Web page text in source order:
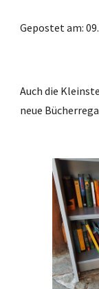
Gepostet am:
Auch die
neue